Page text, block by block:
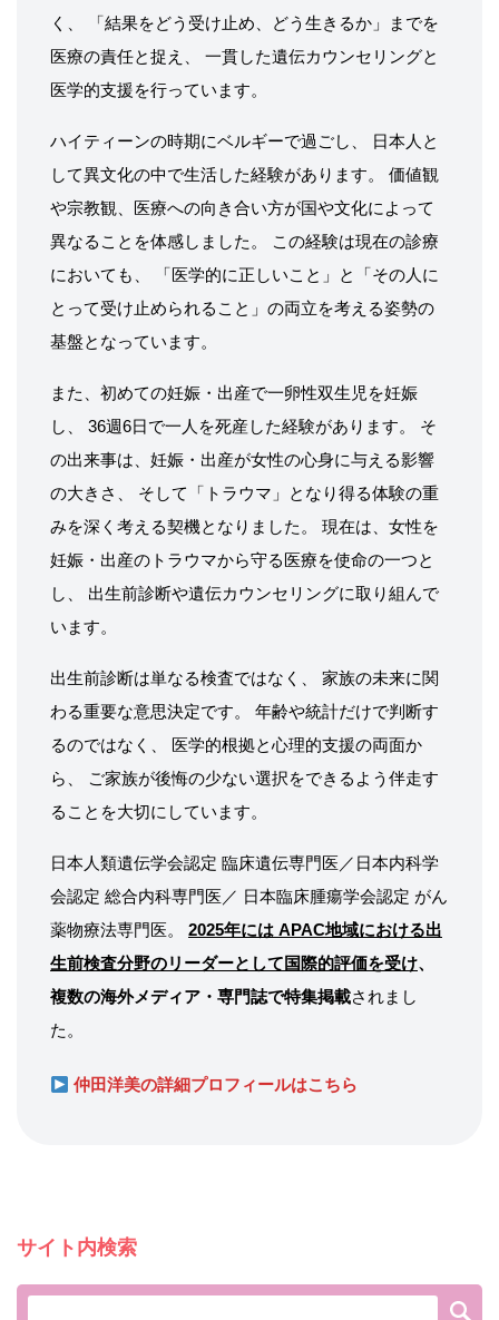
く、 「結果をどう受け止め、どう生きるか」までを
医療の責任と捉え、 一貫した遺伝カウンセリングと
医学的支援を行っています。
ハイティーンの時期にベルギーで過ごし、 日本人と
して異文化の中で生活した経験があります。 価値観
や宗教観、医療への向き合い方が国や文化によって
異なることを体感しました。 この経験は現在の診療
においても、 「医学的に正しいこと」と「その人に
とって受け止められること」の両立を考える姿勢の
基盤となっています。
また、初めての妊娠・出産で一卵性双生児を妊娠
し、 36週6日で一人を死産した経験があります。 そ
の出来事は、妊娠・出産が女性の心身に与える影響
の大きさ、 そして「トラウマ」となり得る体験の重
みを深く考える契機となりました。 現在は、女性を
妊娠・出産のトラウマから守る医療を使命の一つと
し、 出生前診断や遺伝カウンセリングに取り組んで
います。
出生前診断は単なる検査ではなく、 家族の未来に関
わる重要な意思決定です。 年齢や統計だけで判断す
るのではなく、 医学的根拠と心理的支援の両面か
ら、 ご家族が後悔の少ない選択をできるよう伴走す
ることを大切にしています。
日本人類遺伝学会認定 臨床遺伝専門医／日本内科学
会認定 総合内科専門医／ 日本臨床腫瘍学会認定 がん
薬物療法専門医。 2025年には APAC地域における出
生前検査分野のリーダーとして国際的評価を受け、
複数の海外メディア・専門誌で特集掲載されまし
た。
仲田洋美の詳細プロフィールはこちら
サイト内検索